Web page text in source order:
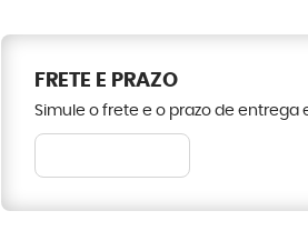
FRETE E PRAZO
Simule o frete e o prazo de entrega